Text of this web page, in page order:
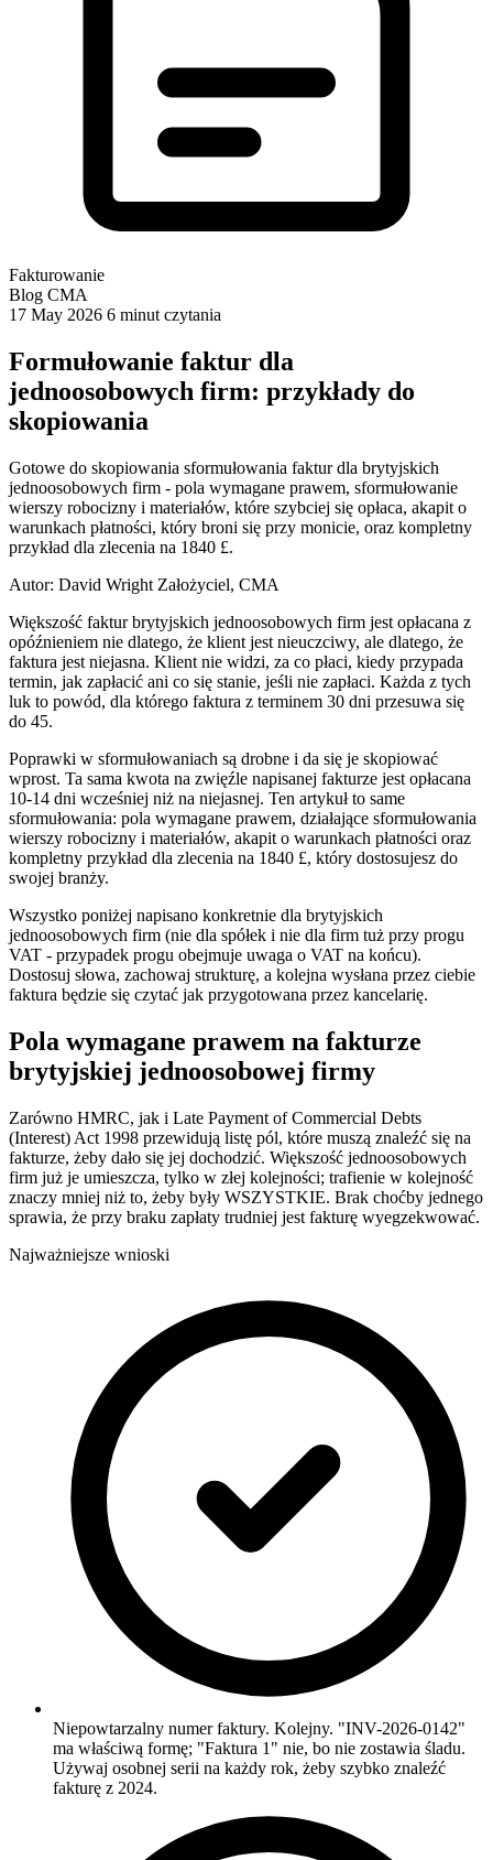
Fakturowanie
Blog CMA
17 May 2026 6 minut czytania
Formułowanie faktur dla
jednoosobowych firm: przykłady do
skopiowania
Gotowe do skopiowania sformułowania faktur dla brytyjskich
jednoosobowych firm - pola wymagane prawem, sformułowanie
wierszy robocizny i materiałów, które szybciej się opłaca, akapit o
warunkach płatności, który broni się przy monicie, oraz kompletny
przykład dla zlecenia na 1840 £.
Autor: David Wright Założyciel, CMA
Większość faktur brytyjskich jednoosobowych firm jest opłacana z
opóźnieniem nie dlatego, że klient jest nieuczciwy, ale dlatego, że
faktura jest niejasna. Klient nie widzi, za co płaci, kiedy przypada
termin, jak zapłacić ani co się stanie, jeśli nie zapłaci. Każda z tych
luk to powód, dla którego faktura z terminem 30 dni przesuwa się
do 45.
Poprawki w sformułowaniach są drobne i da się je skopiować
wprost. Ta sama kwota na zwięźle napisanej fakturze jest opłacana
10-14 dni wcześniej niż na niejasnej. Ten artykuł to same
sformułowania: pola wymagane prawem, działające sformułowania
wierszy robocizny i materiałów, akapit o warunkach płatności oraz
kompletny przykład dla zlecenia na 1840 £, który dostosujesz do
swojej branży.
Wszystko poniżej napisano konkretnie dla brytyjskich
jednoosobowych firm (nie dla spółek i nie dla firm tuż przy progu
VAT - przypadek progu obejmuje uwaga o VAT na końcu).
Dostosuj słowa, zachowaj strukturę, a kolejna wysłana przez ciebie
faktura będzie się czytać jak przygotowana przez kancelarię.
Pola wymagane prawem na fakturze
brytyjskiej jednoosobowej firmy
Zarówno HMRC, jak i Late Payment of Commercial Debts
(Interest) Act 1998 przewidują listę pól, które muszą znaleźć się na
fakturze, żeby dało się jej dochodzić. Większość jednoosobowych
firm już je umieszcza, tylko w złej kolejności; trafienie w kolejność
znaczy mniej niż to, żeby były WSZYSTKIE. Brak choćby jednego
sprawia, że przy braku zapłaty trudniej jest fakturę wyegzekwować.
Najważniejsze wnioski
Niepowtarzalny numer faktury. Kolejny. "INV-2026-0142"
ma właściwą formę; "Faktura 1" nie, bo nie zostawia śladu.
Używaj osobnej serii na każdy rok, żeby szybko znaleźć
fakturę z 2024.